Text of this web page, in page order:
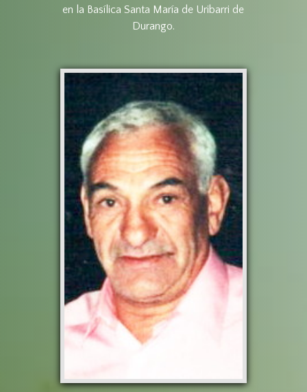
en la Basílica Santa María de Uribarri de
Durango.